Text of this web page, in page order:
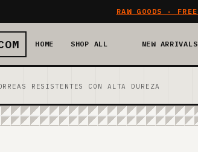
RAW GOODS ·
HOME SHOP ALL NEW ARRIVALS
RESISTENTES CON ALTA DUREZA